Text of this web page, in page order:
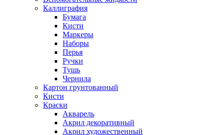
Каллиграфия
Бумага
Кисти
Маркеры
Наборы
Перья
Ручки
Тушь
Чернила
Картон грунтованный
Кисти
Краски
Акварель
Акрил декоративный
Акрил художественный